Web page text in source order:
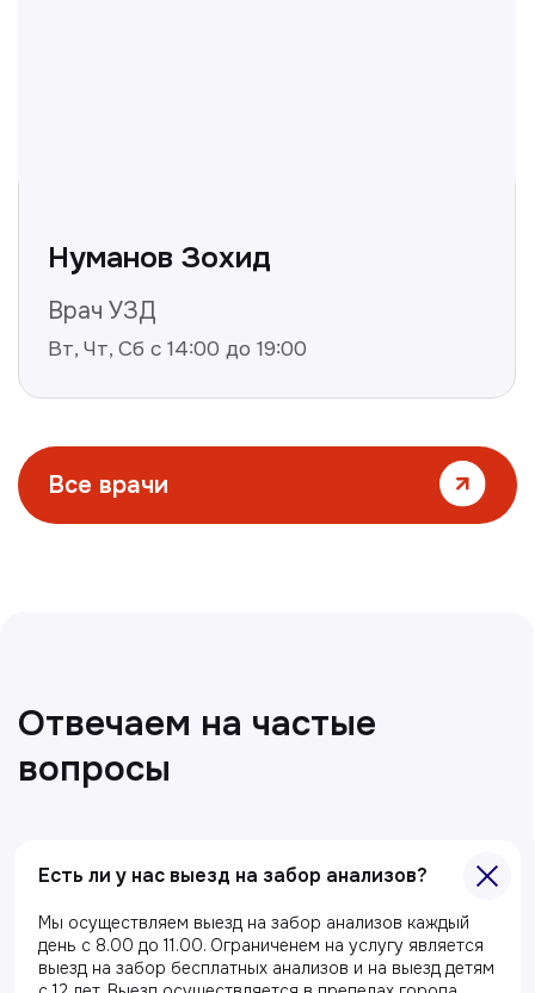
Есть ли у нас выезд на забор анализов?
Мы осуществляем выезд на забор анализов каждый
день с 8.00 до 11.00. Ограниченем на услугу является
выезд на забор бесплатных анализов и на выезд детям
Главная
О клиники
Акции